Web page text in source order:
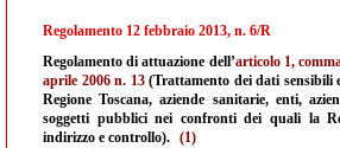
Regolamento 12 febbraio 2013, n. 6/R
Regolamento di attuazione dell’articolo 1,
aprile 2006 n. 13(Trattamento dei dati sensibili
Regione Toscana, aziende sanitarie, enti,
soggetti pubblici nei confronti dei quali la
indirizzo e controllo). (1)